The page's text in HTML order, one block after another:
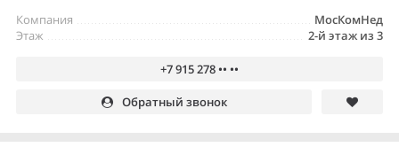
МосКомНед
Компания
2-й этаж из 3
Этаж
+7 915 278 •• ••
Обратный звонок